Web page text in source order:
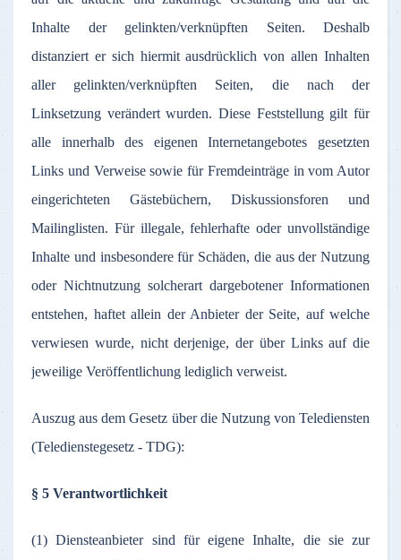
Inhalte
der gelinkten/verknüpften Seiten. Deshalb
distanziert er sich hiermit ausdrücklich vonallen Inhalten
aller
gelinkten/verknüpften Seiten, die nach
der
Linksetzung verändert wurden.Diese Feststellunggiltfür
alle
innerhalbdes eigenen Internetangebotes
gesetzten
Links und Verweise sowie für Fremdeinträgeinvom Autor
eingerichteten
Gästebüchern, Diskussionsforen und
Mailinglisten. Für illegale,fehlerhafte oder unvollständige
Inhalte und insbesondere für Schäden, die aus der Nutzung
oder Nichtnutzung solcherart dargebotener Informationen
entstehen, haftet allein der Anbieter der Seite, auf welche
verwiesen wurde, nicht derjenige, der überLinksaufdie
jeweilige Veröffentlichung lediglich verweist.
Auszug aus dem Gesetz über die Nutzung von Telediensten
(Teledienstegesetz - TDG):
§ 5 Verantwortlichkeit
(1) Diensteanbieter sind für eigene Inhalte, die sie zur